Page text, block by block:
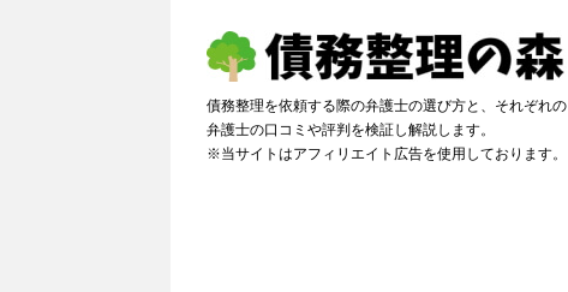
債務整理を依頼する際の弁護士の選び方と、それぞれの
弁護士の口コミや評判を検証し解説します。
※当サイトはアフィリエイト広告を使用しております。